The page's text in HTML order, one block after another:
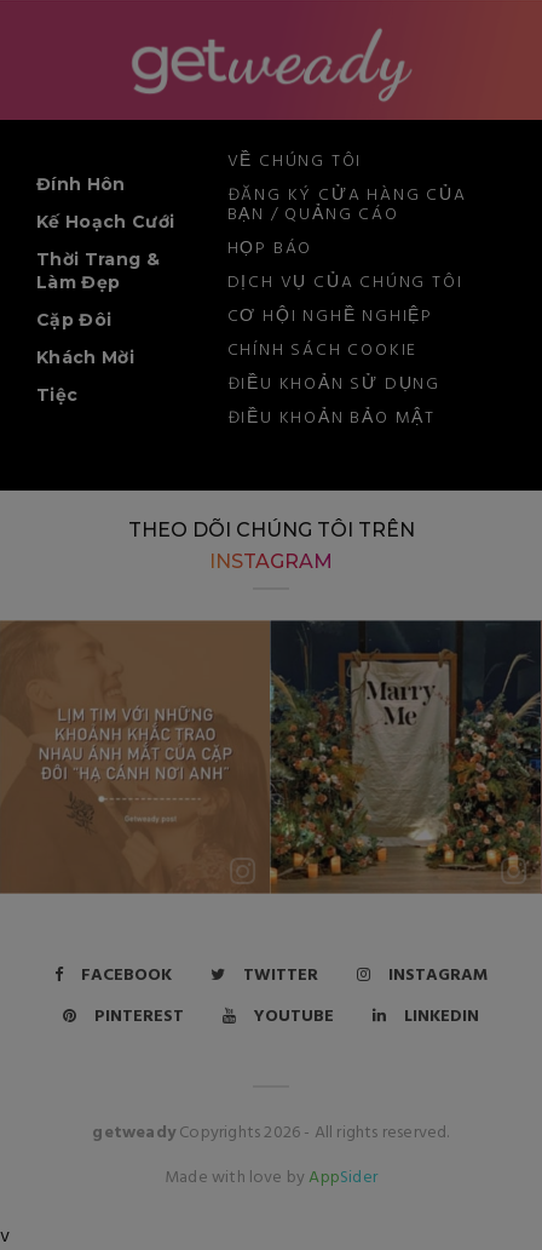
Đính Hôn
Kế Hoạch Cưới
Thời Trang &
Làm Đẹp
Cặp Đôi
Khách Mời
Tiệc
VỀ CHÚNG TÔI
ĐĂNG KÝ CỬA HÀNG CỦA
BẠN / QUẢNG CÁO
HỌP BÁO
DỊCH VỤ CỦA CHÚNG TÔI
CƠ HỘI NGHỀ NGHIỆP
CHÍNH SÁCH COOKIE
ĐIỀU KHOẢN SỬ DỤNG
ĐIỀU KHOẢN BẢO MẬT
THEO DÕI CHÚNG TÔI TRÊN
INSTAGRAM
FACEBOOK TWITTER
INSTAGRAM
PINTEREST
YOUTUBE LINKEDIN
getweadyCopyrights2026- All rights reserved.
Made with love byAppSider
v